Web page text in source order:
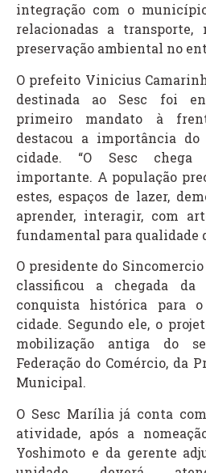
integração com o
relacionadas a transporte,
preservação ambiental no
O prefeito Vinicius
destinada ao Sesc foi
primeiro mandato à
destacou a importância
cidade. “O Sesc
importante. A população
estes, espaços de lazer,
aprender, interagir, com
fundamental para qualidade
O presidente do
classificou a chegada da
conquista histórica para
cidade. Segundo ele, o
mobilização antiga do
Federação do Comércio, da
Municipal.
O Sesc Marília já conta
atividade, após a
Yoshimoto e da gerente